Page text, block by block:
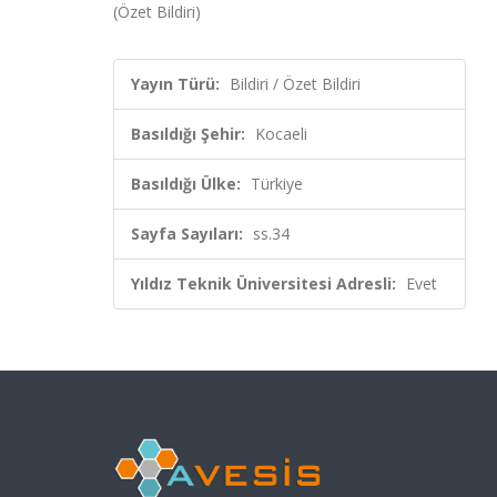
(Özet Bildiri)
Yayın Türü: Bildiri / Özet Bildiri
Basıldığı Şehir: Kocaeli
Basıldığı Ülke: Türkiye
Sayfa Sayıları: ss.34
Yıldız Teknik Üniversitesi Adresli: Evet